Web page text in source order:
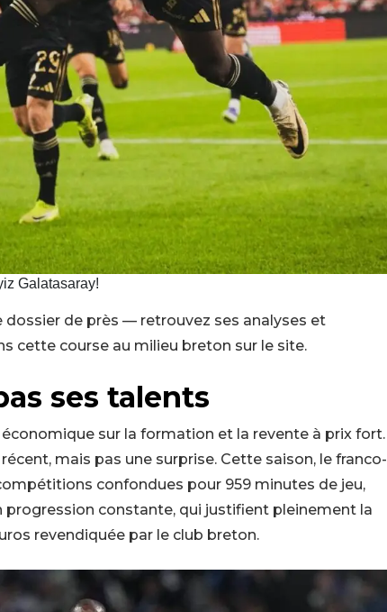
Galatasaray!
dossier de près — retrouvez ses analyses et
cette course au milieu breton sur le site.
ses talents
sur la formation et la revente à prix fort.
mais pas une surprise. Cette saison, le franco-
confondues pour 959 minutes de jeu,
progression constante, qui justifient pleinement la
revendiquée par le club breton.